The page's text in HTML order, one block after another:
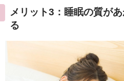
メリット3：睡眠の質が
る